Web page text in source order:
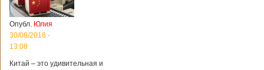
Опубл. Юлия
30/08/2018 -
13:08
Китай – это удивительная и